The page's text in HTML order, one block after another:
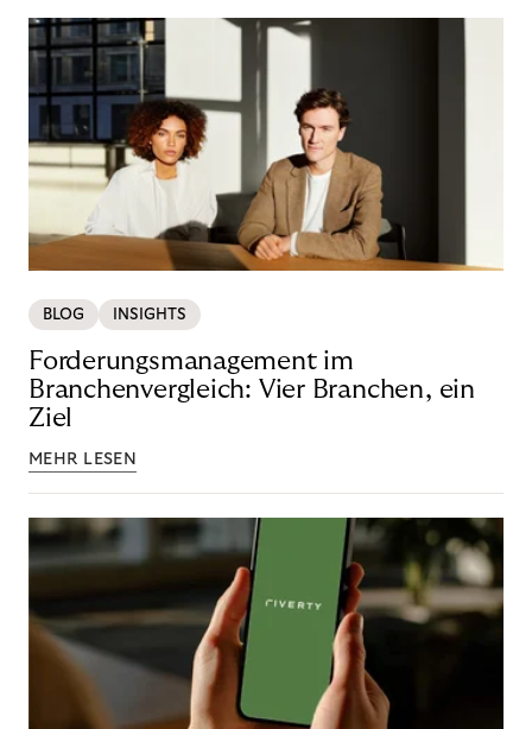
BLOG INSIGHTS
Forderungsmanagement im
Branchenvergleich: Vier Branchen, ein
Ziel
MEHR LESEN